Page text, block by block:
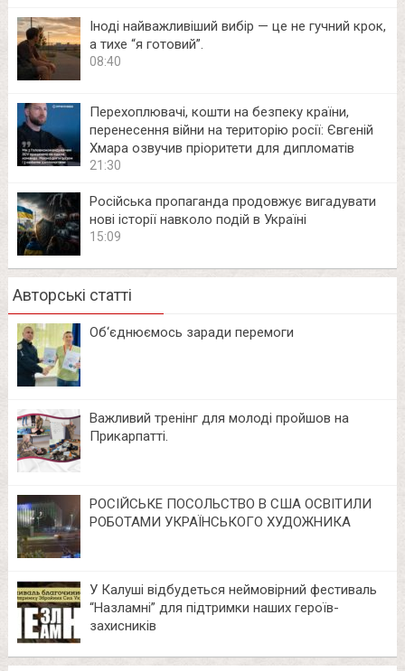
Іноді найважливіший вибір — це не гучний крок,
а тихе “я готовий”.
08:40
Перехоплювачі, кошти на безпеку країни,
перенесення війни на територію росії: Євгеній
Хмара озвучив пріоритети для дипломатів
21:30
Російська пропаганда продовжує вигадувати
нові історії навколо подій в Україні
15:09
Авторські статті
Об‘єднюємось заради перемоги
Важливий тренінг для молоді пройшов на
Прикарпатті.
РОСІЙСЬКЕ ПОСОЛЬСТВО В США ОСВІТИЛИ
РОБОТАМИ УКРАЇНСЬКОГО ХУДОЖНИКА
У Калуші відбудеться неймовірний фестиваль
“Назламні” для підтримки наших героїв-
захисників